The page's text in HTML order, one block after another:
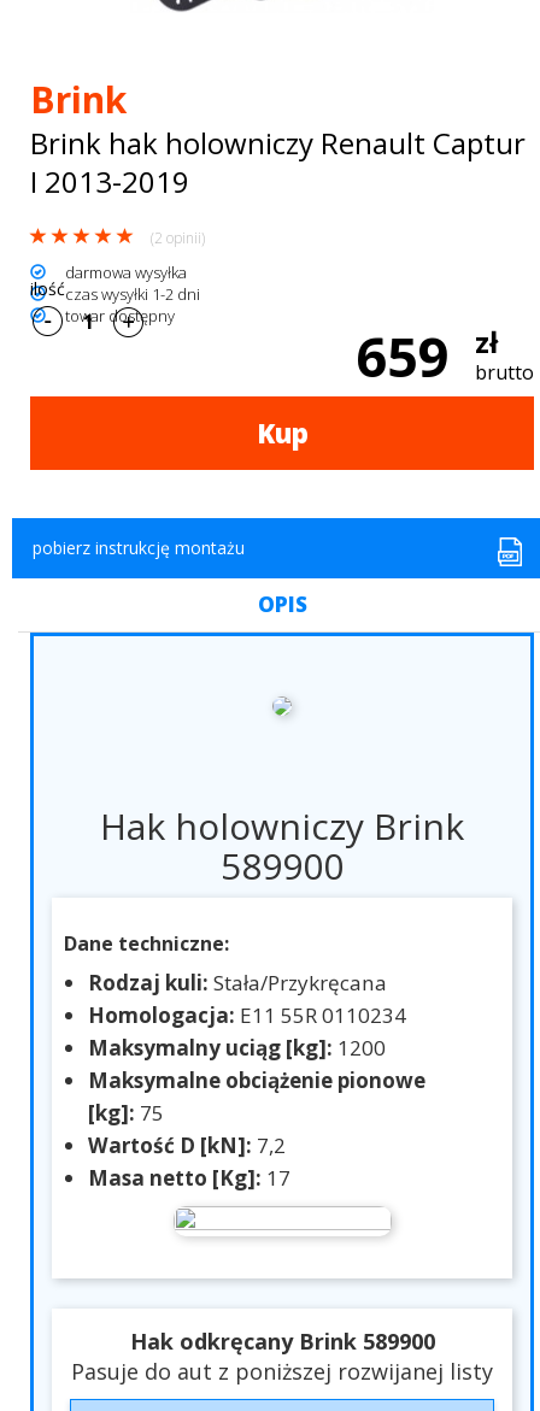
AKCESORIA
SPORTOWE
Przyczepy
samochodowe
Brink
Brink hak holowniczy Renault Captur
I 2013-2019
(2 opinii)
darmowa wysyłka
czas wysyłki 1-2 dni
towar dostępny
659 zł
brutto
ilość
Kup
pobierz instrukcję montażu
OPIS
Hak holowniczy Brink
589900
Dane techniczne:
Rodzaj kuli: Stała/Przykręcana
Homologacja: E11 55R 0110234
Maksymalny uciąg [kg]: 1200
Maksymalne obciążenie pionowe
[kg]: 75
Wartość D [kN]: 7,2
Masa netto [Kg]: 17
Hak odkręcany Brink 589900
Pasuje do aut z poniższej rozwijanej listy